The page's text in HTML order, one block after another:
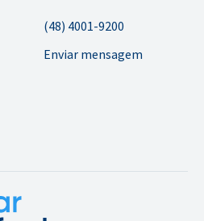
(48) 4001-9200
Enviar mensagem